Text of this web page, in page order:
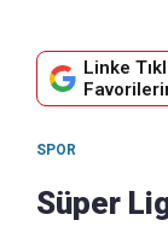
Linke
SPOR
Süper